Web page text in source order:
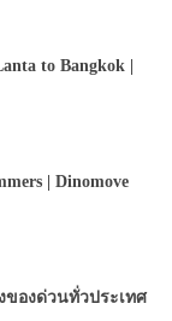
to Bangkok |
| Dinomove
ของด่วนทั่วประเทศ